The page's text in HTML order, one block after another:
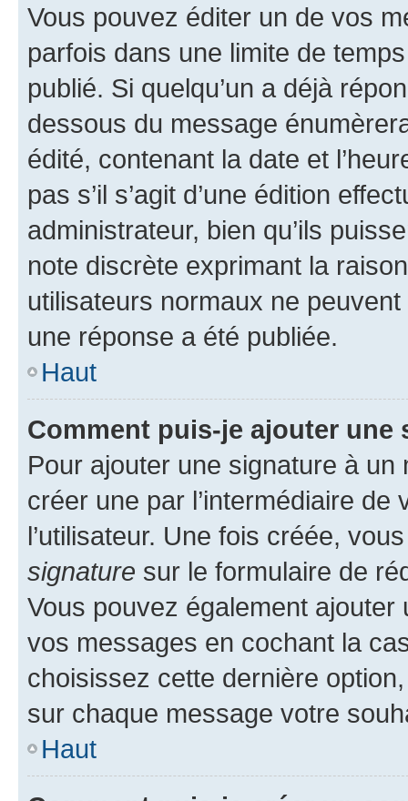
Vous pouvez éditer un de vos
parfois dans une limite de
publié. Si quelqu’un a déjà
dessous du message
édité, contenant la date et
pas s’il s’agit d’une édition
administrateur, bien qu’ils
note discrète exprimant la
utilisateurs normaux ne
une réponse a été publiée.
Haut
Comment puis-je ajouter une
Pour ajouter une signature à un
créer une par l’intermédiaire
l’utilisateur. Une fois créée,
signature sur le formulaire de
Vous pouvez également
vos messages en cochant la
choisissez cette dernière
sur chaque message votre
Haut